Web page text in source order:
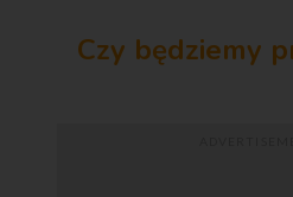
Czy będziemy